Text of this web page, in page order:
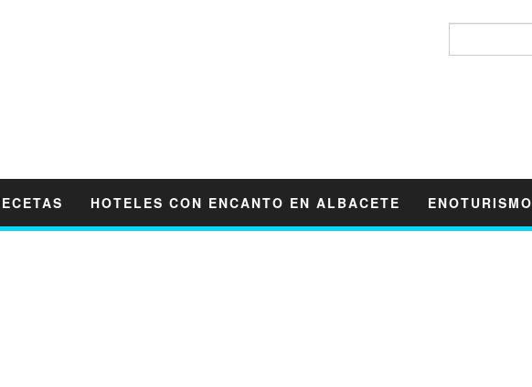
HOTELES CON ENCANTO EN ALBACETE ENOTURISMO